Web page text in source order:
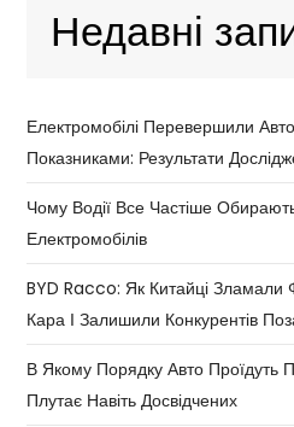
Недавні
Електромобілі Перевершили
Показниками: Результати
Чому Водії Все Частіше
Електромобілів
BYD Racco: Як Китайці
Кара І Залишили Конкурентів
В Якому Порядку Авто Проїдуть
Плутає Навіть Досвідчених